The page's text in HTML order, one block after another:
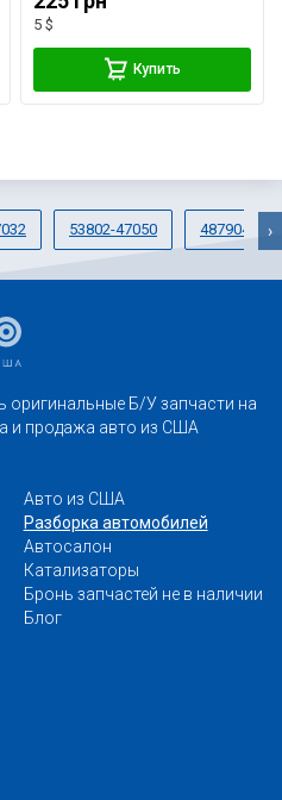
5 $
Купить
53802-47050 4879042020
›
оригинальные Б/У запчасти на
и продажа авто из США
Авто из США
Разборка автомобилей
Автосалон
Катализаторы
Бронь запчастей не в наличии
Блог